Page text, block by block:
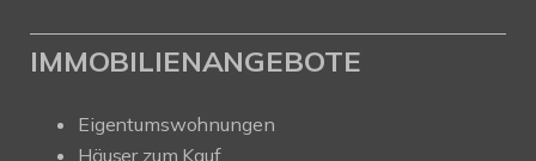
IMMOBILIENANGEBOTE
Eigentumswohnungen
Häuser zum Kauf